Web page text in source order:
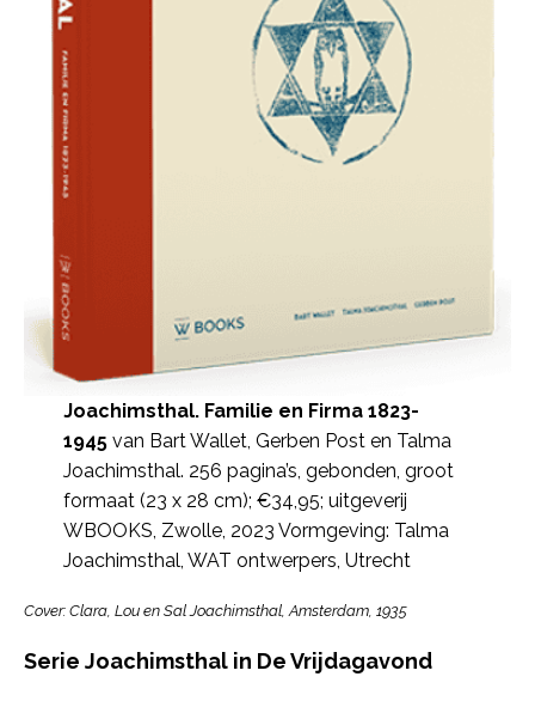
Joachimsthal. Familie en Firma 1823-
1945van Bart Wallet, Gerben Post en Talma
Joachimsthal. 256 pagina’s, gebonden, groot
formaat (23 x 28 cm); €34,95; uitgeverij
WBOOKS, Zwolle, 2023 Vormgeving: Talma
Joachimsthal, WAT ontwerpers, Utrecht
Cover: Clara, Lou en Sal Joachimsthal, Amsterdam, 1935
Serie Joachimsthal in De Vrijdagavond